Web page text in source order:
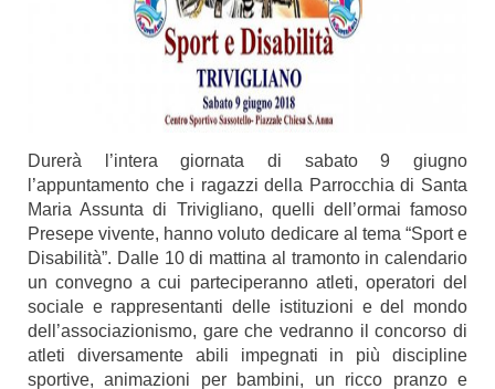
Durerà l’intera giornata di sabato 9 giugno
l’appuntamento che i ragazzi della Parrocchia di Santa
Maria Assunta di Trivigliano, quelli dell’ormai famoso
Presepe vivente, hanno voluto dedicare al tema “Sport e
Disabilità”. Dalle 10 di mattina al tramonto in calendario
un convegno a cui parteciperanno atleti, operatori del
sociale e rappresentanti delle istituzioni e del mondo
dell’associazionismo, gare che vedranno il concorso di
atleti diversamente abili impegnati in più discipline
sportive, animazioni per bambini, un ricco pranzo e